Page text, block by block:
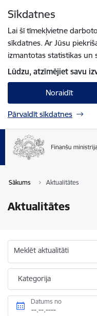
Sīkdatnes
Lai šī tīmekļvietne
sīkdatnes. Ar Jūsu
izmantotas statistikas un
Lūdzu, atzīmējiet savu
Noraidīt
Pārvaldīt sīkdatnes
Sākums Aktualitātes
Aktualitātes
Meklēt aktualitāti
Kategorija
Datums no